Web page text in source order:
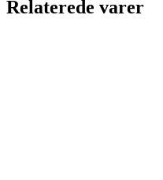
Relaterede varer